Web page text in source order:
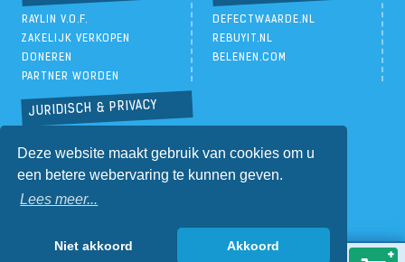
Deze website maakt gebruik van cookies om u
een betere webervaring te kunnen geven.
Lees meer...
Niet akkoord Akkoord
RAYLIN V.O.F.
ZAKELIJK VERKOPEN
DONEREN
PARTNER WORDEN
DEFECTWAARDE.NL
REBUYIT.NL
BELENEN.COM
JURIDISCH & PRIVACY
ALGEMENE VOORWAARDEN